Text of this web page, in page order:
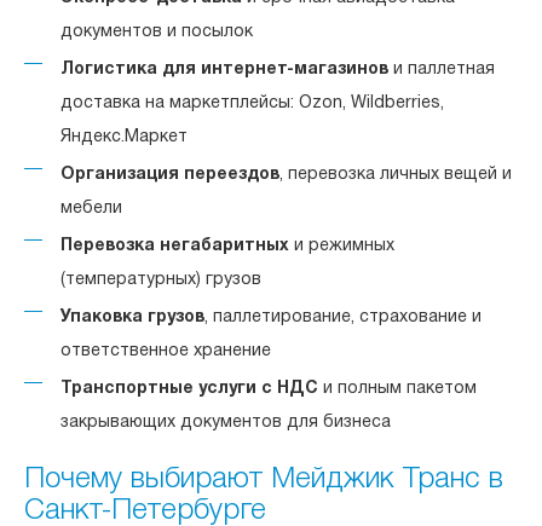
документов и посылок
Логистика для интернет-магазинов и паллетная
доставка на маркетплейсы: Ozon, Wildberries,
Яндекс.Маркет
Организация переездов, перевозка личных вещей и
мебели
Перевозка негабаритных и режимных
(температурных) грузов
Упаковка грузов, паллетирование, страхование и
ответственное хранение
Транспортные услуги с НДС и полным пакетом
закрывающих документов для бизнеса
Почему выбирают Мейджик Транс в
Санкт-Петербурге